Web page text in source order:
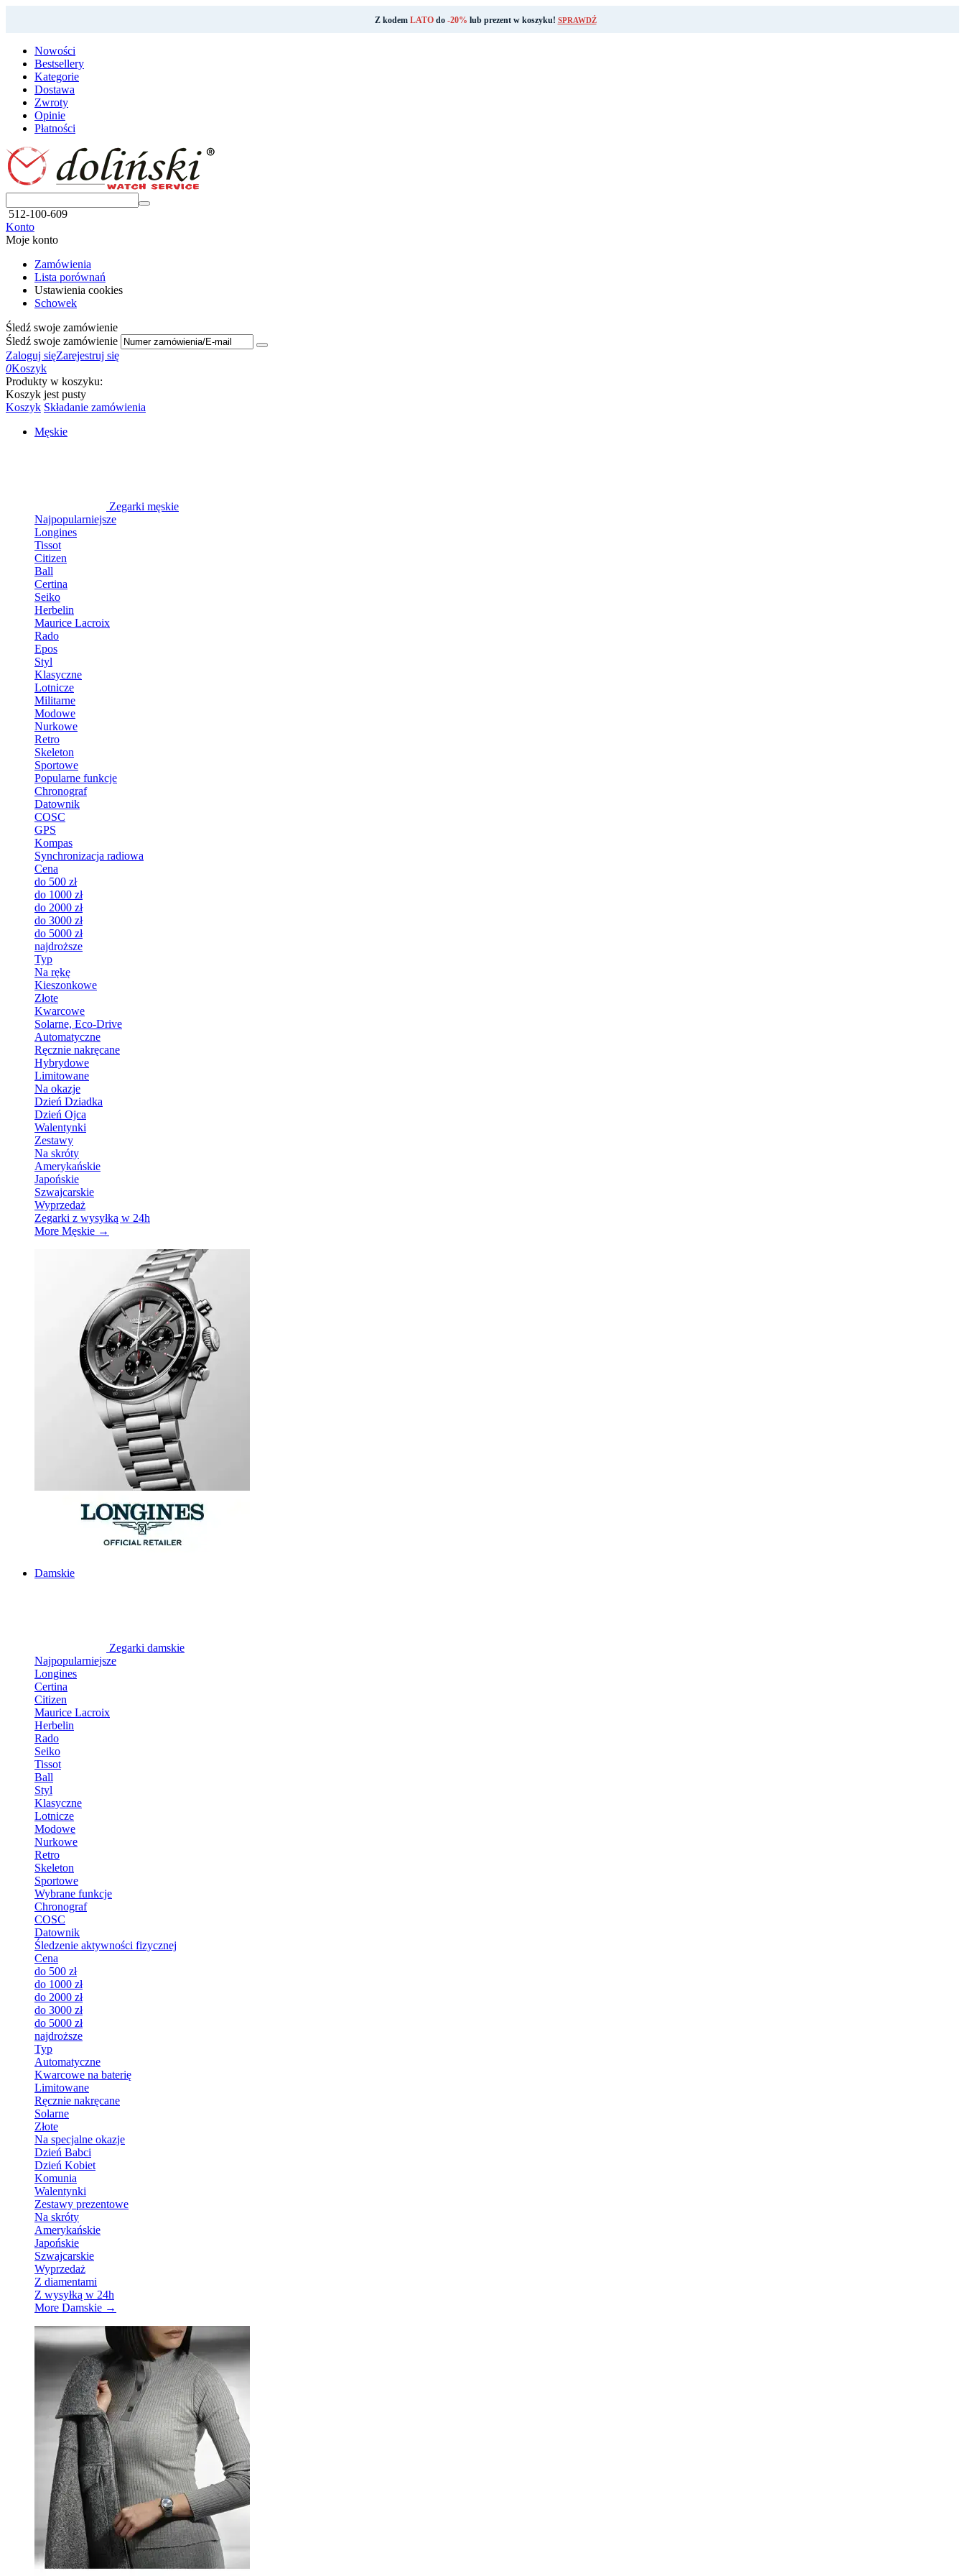
Z kodem LATOdo -20% lub prezent w koszyku! SPRAWDŹ
Nowości
Bestsellery
Kategorie
Dostawa
Zwroty
Opinie
Płatności
512-100-609
Konto
Moje konto
Zamówienia
Lista porównań
Ustawienia cookies
Schowek
Śledź swoje zamówienie
Śledź swoje zamówienie
Zaloguj sięZarejestruj się
0Koszyk
Produkty w koszyku:
Koszyk jest pusty
Koszyk Składanie zamówienia
Męskie
Zegarki męskie
Najpopularniejsze
Longines
Tissot
Citizen
Ball
Certina
Seiko
Herbelin
Maurice Lacroix
Rado
Epos
Styl
Klasyczne
Lotnicze
Militarne
Modowe
Nurkowe
Retro
Skeleton
Sportowe
Popularne funkcje
Chronograf
Datownik
COSC
GPS
Kompas
Synchronizacja radiowa
Cena
do 500 zł
do 1000 zł
do 2000 zł
do 3000 zł
do 5000 zł
najdroższe
Typ
Na rękę
Kieszonkowe
Złote
Kwarcowe
Solarne, Eco-Drive
Automatyczne
Ręcznie nakręcane
Hybrydowe
Limitowane
Na okazje
Dzień Dziadka
Dzień Ojca
Walentynki
Zestawy
Na skróty
Amerykańskie
Japońskie
Szwajcarskie
Wyprzedaż
Zegarki z wysyłką w 24h
More Męskie →
Damskie
Zegarki damskie
Najpopularniejsze
Longines
Certina
Citizen
Maurice Lacroix
Herbelin
Rado
Seiko
Tissot
Ball
Styl
Klasyczne
Lotnicze
Modowe
Nurkowe
Retro
Skeleton
Sportowe
Wybrane funkcje
Chronograf
COSC
Datownik
Śledzenie aktywności fizycznej
Cena
do 500 zł
do 1000 zł
do 2000 zł
do 3000 zł
do 5000 zł
najdroższe
Typ
Automatyczne
Kwarcowe na baterię
Limitowane
Ręcznie nakręcane
Solarne
Złote
Na specjalne okazje
Dzień Babci
Dzień Kobiet
Komunia
Walentynki
Zestawy prezentowe
Na skróty
Amerykańskie
Japońskie
Szwajcarskie
Wyprzedaż
Z diamentami
Z wysyłką w 24h
More Damskie →